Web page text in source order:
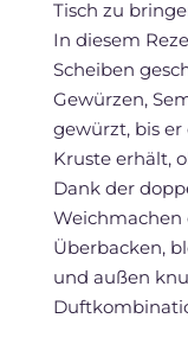
Tisch zu
In diesem
Scheiben
Gewürzen,
gewürzt, bis
Kruste erhält,
Dank der
Weichmachen
Überbacken,
und außen